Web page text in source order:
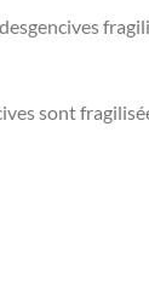
sont